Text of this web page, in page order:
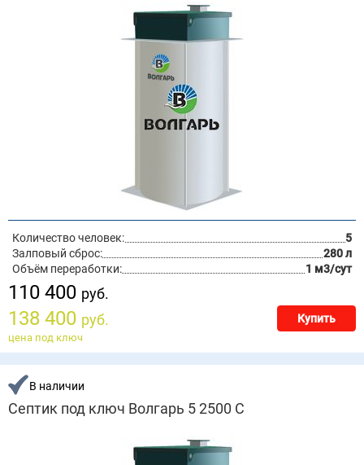
Количество человек:
5
Залповый сброс:
280 л
Объём переработки:
1 м3/сут
110 400 руб.
138 400 руб. Купить
цена под ключ
В наличии
Септик под ключ Волгарь 5 2500 С